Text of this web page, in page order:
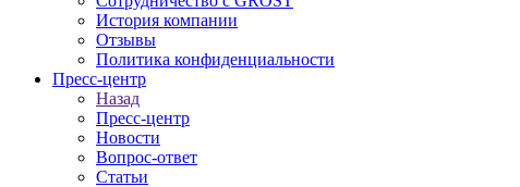
История компании
Отзывы
Политика конфиденциальности
Пресс-центр
Назад
Пресс-центр
Новости
Вопрос-ответ
Статьи